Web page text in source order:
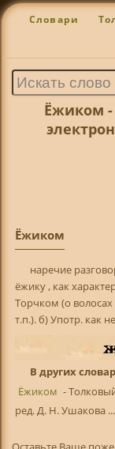
Словари
Ёжиком -
Ёжиком
наречие
ёжику , как
Торчком (о
т.п.). б) Употр. как
В других
Ёжиком -
ред. Д. Н. Ушакова ...